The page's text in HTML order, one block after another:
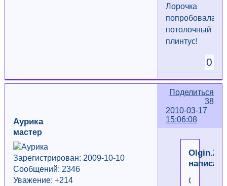
Лорочка
попробовала
потолочный
плинтус!
0
Поделиться
38
2010-03-17
15:06:08
Аурика
мастер
Зарегистрирован: 2009-10-10
Сообщений: 2346
Уважение: +214
Olgin.Z
Ой,